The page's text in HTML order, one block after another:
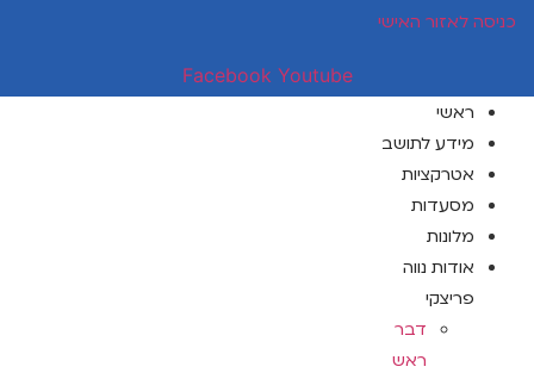
דלגכניסה לאזור האישי
Facebook Youtube
ראשי
מידע לתושב
אטרקציות
מסעדות
מלונות
אודות נווה
פריצקי
דבר
ראש